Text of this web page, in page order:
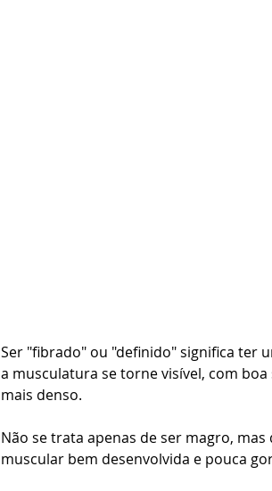
Ser "fibrado" ou "definido" significa ter
a musculatura se torne visível, com
mais denso.
Não se trata apenas de ser magro,
muscular bem desenvolvida e pouca